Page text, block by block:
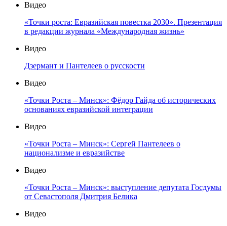
Видео
«Точки роста: Евразийская повестка 2030». Презентация
в редакции журнала «Международная жизнь»
Видео
Дзермант и Пантелеев о русскости
Видео
«Точки Роста – Минск»: Фёдор Гайда об исторических
основаниях евразийской интеграции
Видео
«Точки Роста – Минск»: Сергей Пантелеев о
национализме и евразийстве
Видео
«Точки Роста – Минск»: выступление депутата Госдумы
от Севастополя Дмитрия Белика
Видео